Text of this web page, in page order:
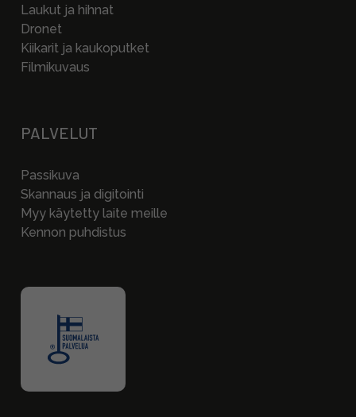
Laukut ja hihnat
Dronet
Kiikarit ja kaukoputket
Filmikuvaus
PALVELUT
Passikuva
Skannaus ja digitointi
Myy käytetty laite meille
Kennon puhdistus